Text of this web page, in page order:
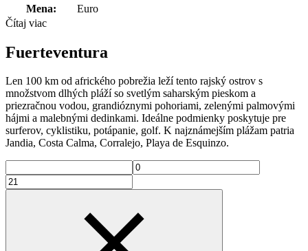
Mena:
Euro
Čítaj viac
Fuerteventura
Len 100 km od afrického pobrežia leží tento rajský ostrov s
množstvom dlhých pláží so svetlým saharským pieskom a
priezračnou vodou, grandióznymi pohoriami, zelenými palmovými
hájmi a malebnými dedinkami. Ideálne podmienky poskytuje pre
surferov, cyklistiku, potápanie, golf. K najznámejším plážam patria
Jandia, Costa Calma, Corralejo, Playa de Esquinzo.